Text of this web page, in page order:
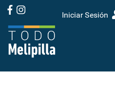
Iniciar Sesión